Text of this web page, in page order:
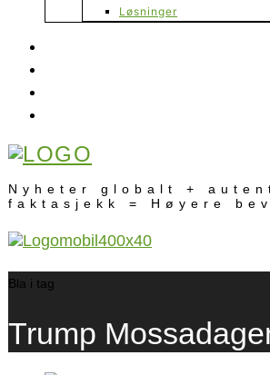
Løsninger
Nyheter globalt +
faktasjekk = Høyere
Bla i tag
Trump